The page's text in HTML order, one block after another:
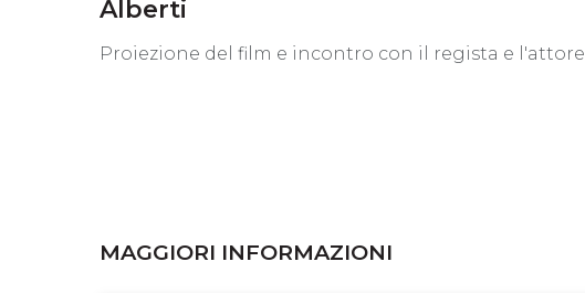
Alberti
Proiezione del film e incontro con il regista e l'attore
MAGGIORI INFORMAZIONI